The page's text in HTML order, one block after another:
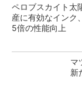
ペロブスカイト太
産に有効なインク
5倍の性能向上
マ
新